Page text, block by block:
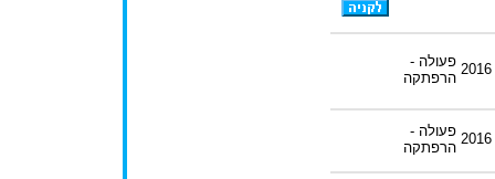
2016 פעולה -
הרפתקה
2016 פעולה -
הרפתקה